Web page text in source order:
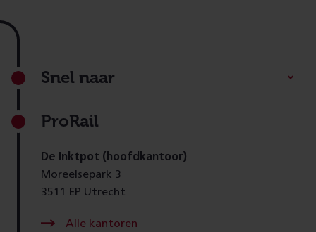
Footer
Snel naar
ProRail
De Inktpot (hoofdkantoor)
Moreelsepark 3
3511 EP Utrecht
Alle kantoren